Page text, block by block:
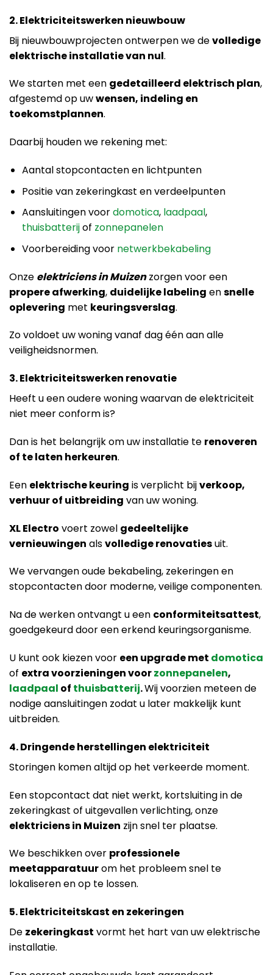
2. Elektriciteitswerken nieuwbouw
Bij nieuwbouwprojecten ontwerpen we devolledige
elektrische installatie van nul.
We starten met een gedetailleerd elektrisch plan,
afgestemd op uwwensen, indeling en
toekomstplannen.
Daarbij houden we rekening met:
Aantal stopcontacten en lichtpunten
Positie van zekeringkast en verdeelpunten
Aansluitingen voordomotica, laadpaal,
thuisbatterijof zonnepanelen
Voorbereiding voor netwerkbekabeling
Onze elektriciens in Muizenzorgen voor een
propere afwerking, duidelijke labeling ensnelle
oplevering met keuringsverslag.
Zo voldoet uw woning vanaf dag één aan alle
veiligheidsnormen.
3. Elektriciteitswerken renovatie
Heeft u een oudere woning waarvan de elektriciteit
niet meer conform is?
Dan is het belangrijk om uw installatie te renoveren
of te laten herkeuren.
Een elektrische keuring is verplicht bijverkoop,
verhuur of uitbreiding van uw woning.
XL Electro voert zowel gedeeltelijke
vernieuwingen alsvolledige renovatiesuit.
We vervangen oude bekabeling, zekeringen en
stopcontacten door moderne, veilige componenten.
Na de werken ontvangt u een conformiteitsattest,
goedgekeurd door een erkend keuringsorganisme.
U kunt ook kiezen voor een upgrade met domotica
of extra voorzieningen voorzonnepanelen,
laadpaal of thuisbatterij.Wij voorzien meteen de
nodige aansluitingen zodat u later makkelijk kunt
uitbreiden.
4. Dringende herstellingen elektriciteit
Storingen komen altijd op het verkeerde moment.
Een stopcontact dat niet werkt, kortsluiting in de
zekeringkast of uitgevallen verlichting, onze
elektriciens in Muizen zijn snel ter plaatse.
We beschikken over professionele
meetapparatuurom het probleem snel te
lokaliseren en op te lossen.
5. Elektriciteitskast en zekeringen
De zekeringkast vormt het hart van uw elektrische
installatie.